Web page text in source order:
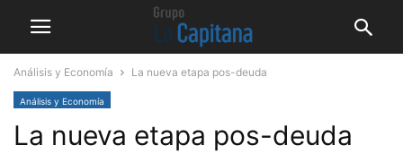
Análisis y Economía La nueva etapa pos-deuda
Análisis y Economía
La nueva etapa pos-deuda